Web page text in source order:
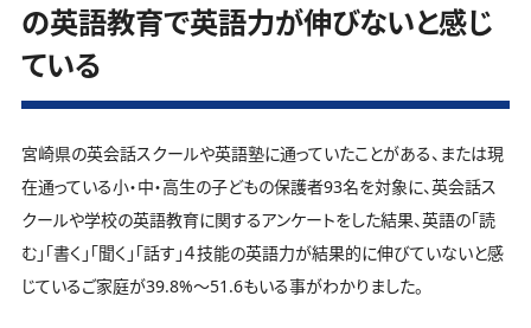
の英語教育で英語力が伸びないと感じ
ている
宮崎県の英会話スクールや英語塾に通っていたことがある、または現
在通っている小・中・高生の子どもの保護者93名を対象に、英会話ス
クールや学校の英語教育に関するアンケートをした結果、英語の「読
む」「書く」「聞く」「話す」４技能の英語力が結果的に伸びていないと感
じているご家庭が39.8%～51.6もいる事がわかりました。